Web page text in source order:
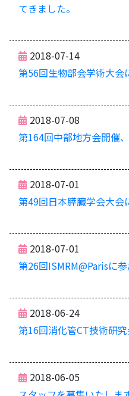
てきました。
2018-07-14
第56回生物部会学術大会
2018-07-08
第164回中部地方会開催
2018-07-01
第49回日本膵臓学会大会
2018-07-01
第26回ISMRM@Parisに
2018-06-24
第16回消化管CT技術研
2018-06-05